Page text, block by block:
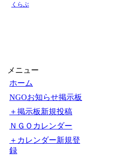
くらぶ
メニュー
ホーム
NGOお知らせ掲示板
＋掲示板新規投稿
ＮＧＯカレンダー
＋カレンダー新規登
録